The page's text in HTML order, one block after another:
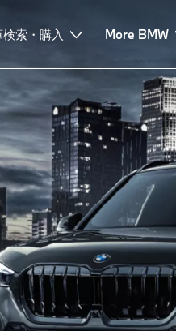
索・購入 More BMW